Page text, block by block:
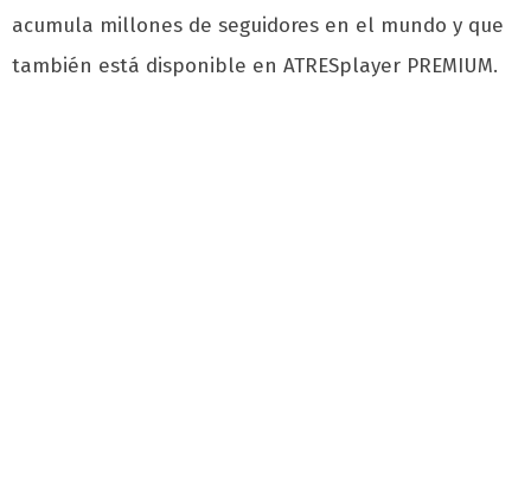
acumula millones de seguidores en el mundo y que
también está disponible en ATRESplayer PREMIUM.